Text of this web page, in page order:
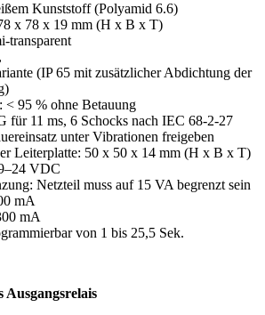
Kunststoff (Polyamid 6.6)
x 78 x 19 mm (H x B x T)
transparent
(IP 65 mit zusätzlicher Abdichtung der
95 % ohne Betauung
für 11 ms, 6 Schocks nach IEC 68-2-27
unter Vibrationen freigeben
Leiterplatte: 50 x 50 x 14 mm (H x B x T)
VDC
Netzteil muss auf 15 VA begrenzt sein
mA
mA
von 1 bis 25,5 Sek.
Ausgangsrelais